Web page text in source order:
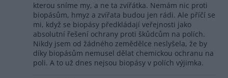
kterou sníme my, a ne ta zvířátka. Nemám nic proti
biopásům, hmyz a zvířata budou jen rádi. Ale příčí se
mi, když se biopásy předkládají veřejnosti jako
absolutní řešení ochrany proti škůdcům na polích.
Nikdy jsem od žádného zemědělce neslyšela, že by
díky biopásům nemusel dělat chemickou ochranu na
poli. A to už dnes nejsou biopásy v polích výjimka.